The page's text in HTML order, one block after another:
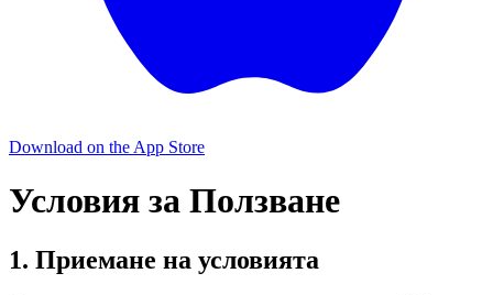
Download on the App Store
Условия за Ползване
1. Приемане на условията